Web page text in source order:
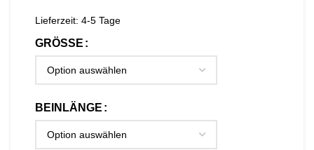
Lieferzeit: 4-5 Tage
GRÖSSE
BEINLÄNGE